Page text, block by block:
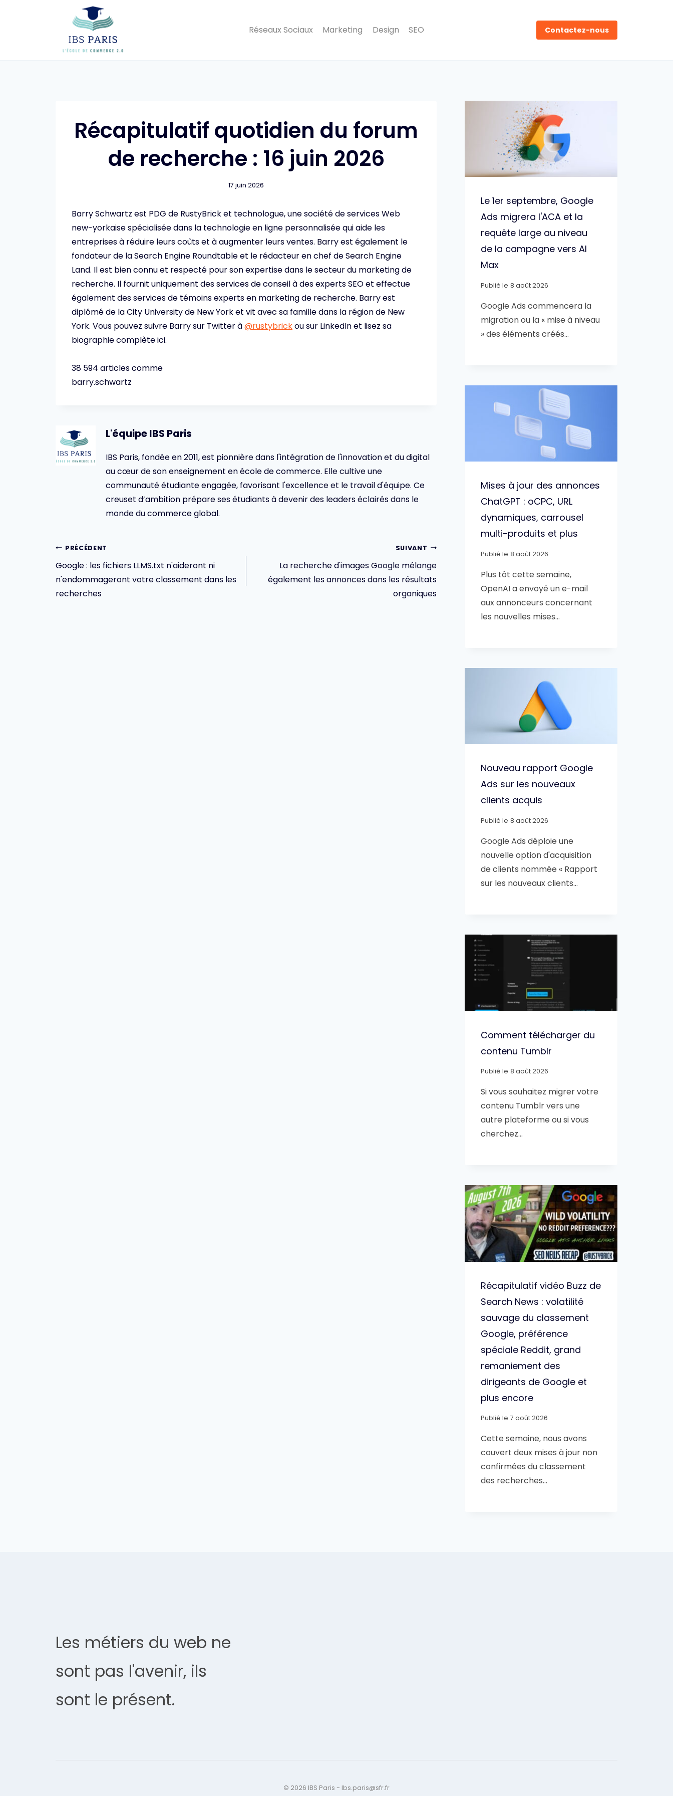
Réseaux Sociaux Marketing Design SEO Contactez-nous
Récapitulatif quotidien du forum
de recherche : 16 juin 2026
17 juin 2026
Barry Schwartz est PDG de RustyBrick et technologue, une société de services Web
new-yorkaise spécialisée dans la technologie en ligne personnalisée qui aide les
entreprises à réduire leurs coûts et à augmenter leurs ventes. Barry est également le
fondateur de la Search Engine Roundtable et le rédacteur en chef de Search Engine
Land. Il est bien connu et respecté pour son expertise dans le secteur du marketing de
recherche. Il fournit uniquement des services de conseil à des experts SEO et effectue
également des services de témoins experts en marketing de recherche. Barry est
diplômé de la City University de New York et vit avec sa famille dans la région de New
York. Vous pouvez suivre Barry sur Twitter à@rustybrickou sur LinkedIn et lisez sa
biographie complète ici.
38 594 articles comme
barry.schwartz
L'équipe IBS Paris
IBS Paris, fondée en 2011, est pionnière dans l'intégration de l'innovation et du digital
au cœur de son enseignement en école de commerce. Elle cultive une
communauté étudiante engagée, favorisant l'excellence et le travail d'équipe. Ce
creuset d’ambition prépare ses étudiants à devenir des leaders éclairés dans le
monde du commerce global.
Navigation
de
l’article
PRÉCÉDENT
Google : les fichiers LLMS.txt n'aideront ni
n'endommageront votre classement dans les
recherches
SUIVANT
La recherche d'images Google mélange
également les annonces dans les résultats
organiques
Le 1er septembre, Google
Ads migrera l'ACA et la
requête large au niveau
de la campagne vers AI
Max
Publié le 8 août 2026
Google Ads commencera la
migration ou la « mise à niveau
» des éléments créés…
Mises à jour des annonces
ChatGPT : oCPC, URL
dynamiques, carrousel
multi-produits et plus
Publié le 8 août 2026
Plus tôt cette semaine,
OpenAI a envoyé un e-mail
aux annonceurs concernant
les nouvelles mises…
Nouveau rapport Google
Ads sur les nouveaux
clients acquis
Publié le 8 août 2026
Google Ads déploie une
nouvelle option d'acquisition
de clients nommée « Rapport
sur les nouveaux clients…
Comment télécharger du
contenu Tumblr
Publié le 8 août 2026
Si vous souhaitez migrer votre
contenu Tumblr vers une
autre plateforme ou si vous
cherchez…
Récapitulatif vidéo Buzz de
Search News : volatilité
sauvage du classement
Google, préférence
spéciale Reddit, grand
remaniement des
dirigeants de Google et
plus encore
Publié le 7 août 2026
Cette semaine, nous avons
couvert deux mises à jour non
confirmées du classement
des recherches…
Les métiers du web ne
sont pas l'avenir, ils
sont le présent.
© 2026 IBS Paris - Ibs.paris@sfr.fr